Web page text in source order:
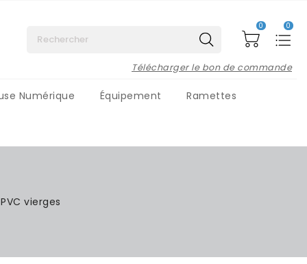
Télécharger le bon de commande
0
0
Numérique Équipement Ramettes
vierges